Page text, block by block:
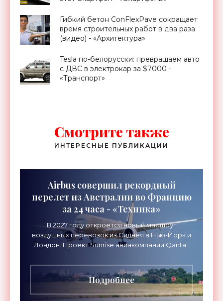
Гибкий бетон ConFlexPave сокращает
время строительных работ в два раза
(видео) - «Архитектура»
Tesla по-белорусски: превращаем авто
с ДВС в электрокар за $7000 -
«Транспорт»
Смотрите также
ИНТЕРЕСНЫЕ ПУБЛИКАЦИИ
Airbus совершил рекордный
перелет из Австралии во Францию
за 24 часа - «Техника»
В 2027 году откроется новый маршрут
воздушных перевозок из Сиднея в Нью-Йорк и
Лондон. Проект Sunrise авиакомпании Qantas
длительностью до 24
Подробнее